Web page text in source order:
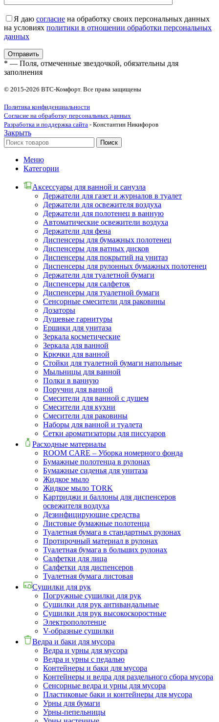
Я даю согласие на обработку своих персональных данных
на условиях политики в отношении обработки персональных
данных
* — Поля, отмеченные звездочкой, обязательны для
заполнения
© 2015-2026 ВТС-Комфорт. Все права защищены
Политика конфиденциальности
Согласие на обработку персональных данных
Разработка и поддержка сайта - Константин Никифоров
Закрыть
Поиск
Меню
Категории
Аксессуары для ванной и санузла
Держатели для газет и журналов в туалет
Держатели для освежителя воздуха
Держатели для полотенец в ванную
Автоматические освежители воздуха
Держатели для фена
Диспенсеры для бумажных полотенец
Диспенсеры для ватных дисков
Диспенсеры для покрытий на унитаз
Диспенсеры для рулонных бумажных полотенец
Держатели для туалетной бумаги
Диспенсеры для салфеток
Диспенсеры для туалетной бумаги
Сенсорные смесители для раковины
Дозаторы
Душевые гарнитуры
Ершики для унитаза
Зеркала косметические
Зеркала для ванной
Крючки для ванной
Стойки для туалетной бумаги напольные
Мыльницы для ванной
Полки в ванную
Поручни для ванной
Смесители для ванной с душем
Смесители для кухни
Смесители для раковины
Наборы для ванной и туалета
Сетки ароматизаторы для писсуаров
Расходные материалы
ROOM CARE – Уборка номерного фонда
Бумажные полотенца в рулонах
Бумажные сиденья для унитаза
Жидкое мыло
Жидкое мыло TORK
Картриджи и баллоны для диспенсеров
освежителя воздуха
Дезинфицирующие средства
Листовые бумажные полотенца
Туалетная бумага в стандартных рулонах
Протирочный материал в рулонах
Туалетная бумага в больших рулонах
Салфетки для лица
Салфетки для диспенсеров
Туалетная бумага листовая
Сушилки для рук
Погружные сушилки для рук
Сушилки для рук антивандальные
Сушилки для рук высокоскоростные
Электрополотенце
V-образные сушилки
Ведра и баки для мусора
Ведра и урны для мусора
Ведра и урны с педалью
Контейнеры и баки для мусора
Контейнеры и ведра для раздельного сбора мусора
Сенсорные ведра и урны для мусора
Пластиковые баки и контейнеры для мусора
Урны для бумаги
Урны-пепельницы